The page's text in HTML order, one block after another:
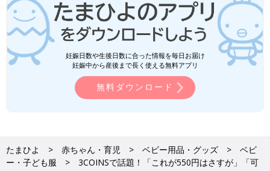
妊娠日数や生後日数に合った情報を毎日お届け
妊娠中から産後まで長く使える無料アプリ
無料ダウンロード
たまひよ 赤ちゃん・育児 ベビー用品・グッズ
ベビ
ー・子ども服
3COINSで話題！「これが550円はさすが」「可